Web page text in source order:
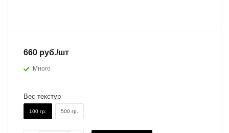
660 руб./шт
Много
Вес текстур
100 гр. 500 гр.